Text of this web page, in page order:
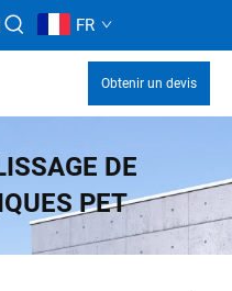
FR
Obtenir un devis
DE
PET